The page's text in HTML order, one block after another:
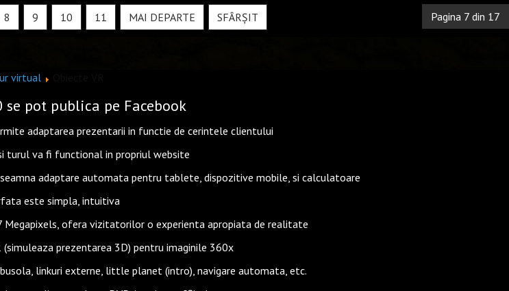
Pagina 7 din 17
8 9 10 11 MAI DEPARTE SFÂRȘIT
virtual
pot publica pe Facebook
adaptarea prezentarii in functie de cerintele clientului
turul va fi functional in propriul website
adaptare automata pentru tablete, dispozitive mobile, si calculatoare
este simpla, intuitiva
ofera vizitatorilor o experienta apropiata de realitate
prezentarea 3D) pentru imaginile 360x
linkuri externe, little planet (intro), navigare automata, etc.